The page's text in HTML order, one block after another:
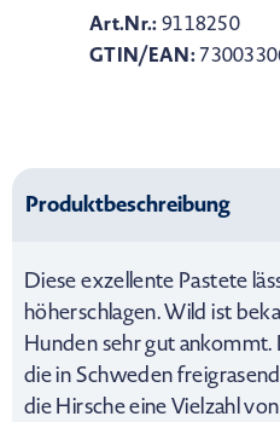
Art.Nr.:9118250
GTIN/EAN:
Produktbeschreibung
Diese exzellente Pastete
höherschlagen. Wild ist
Hunden sehr gut ankommt.
die in Schweden
die Hirsche eine Vielzahl